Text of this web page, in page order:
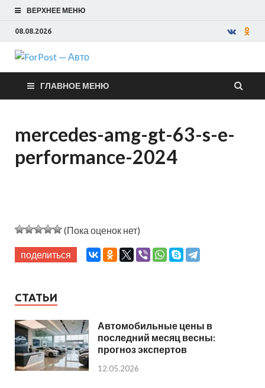
ВЕРХНЕЕ МЕНЮ
08.08.2026
ForPost —
Авто
ГЛАВНОЕ МЕНЮ
mercedes-amg-gt-63-s-e-
performance-2024
(Пока оценок нет)
поделиться
СТАТЬИ
Автомобильные цены в
последний месяц весны:
прогноз экспертов
12.05.2026